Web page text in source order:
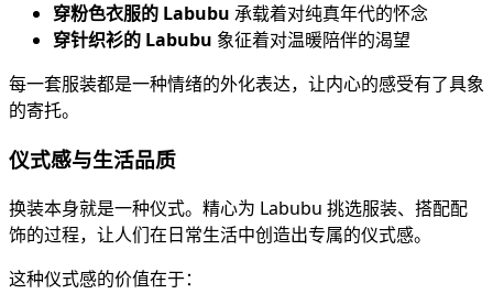
穿粉色衣服的 Labubu 承载着对纯真年代的怀念
穿针织衫的 Labubu 象征着对温暖陪伴的渴望
每一套服装都是一种情绪的外化表达，让内心的感受有了具象
的寄托。
仪式感与生活品质
换装本身就是一种仪式。精心为 Labubu 挑选服装、搭配配
饰的过程，让人们在日常生活中创造出专属的仪式感。
这种仪式感的价值在于：